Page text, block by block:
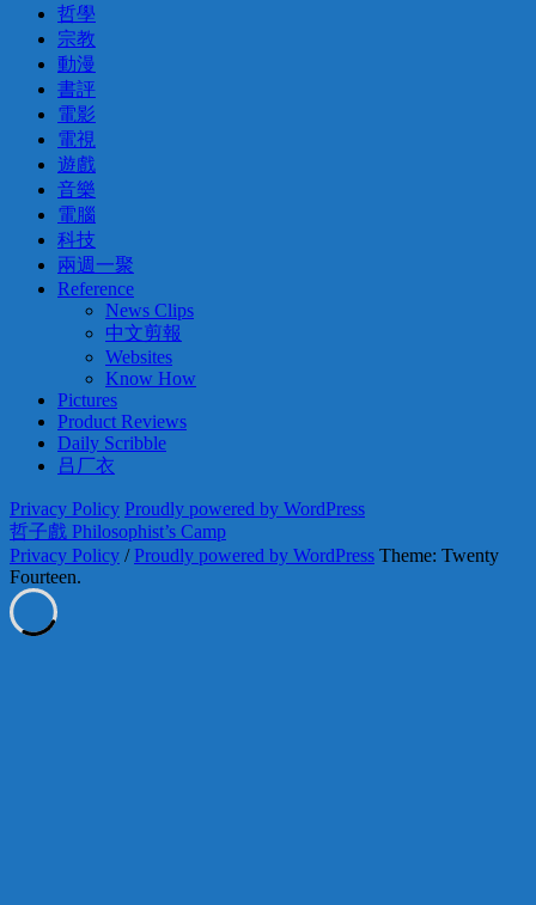
哲學
宗教
動漫
書評
電影
電視
遊戲
音樂
電腦
科技
兩週一聚
Reference
News Clips
中文剪報
Websites
Know How
Pictures
Product Reviews
Daily Scribble
吕厂衣
Privacy Policy Proudly powered by WordPress
哲子戲 Philosophist’s Camp
Privacy Policy /Proudly powered by WordPress Theme: Twenty
Fourteen.